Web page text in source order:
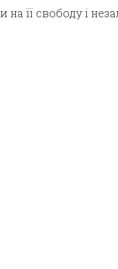
її свободу і